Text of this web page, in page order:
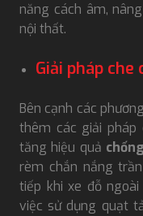
năng cách âm,
nội thất.
Giải pháp
Bên cạnh các
thêm các giải
tăng hiệu quả
rèm chắn nắng
tiếp khi xe đỗ
việc sử dụng quạt